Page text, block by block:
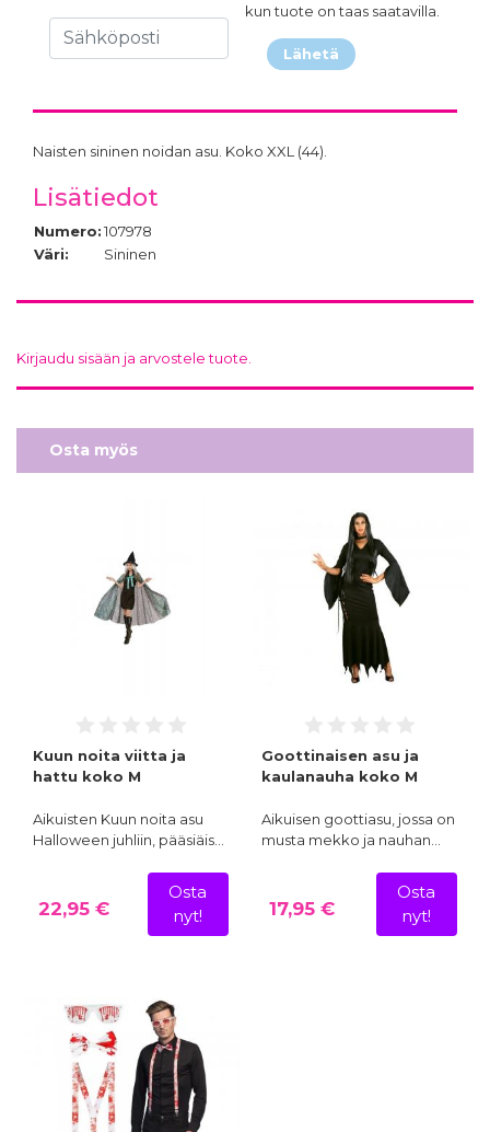
kun tuote on taas saatavilla.
Lähetä
Naisten sininen noidan asu. Koko XXL (44).
Lisätiedot
Numero:107978
Väri:
Sininen
Kirjaudu sisään ja arvostele tuote.
Osta myös
Kuun noita viitta ja
hattu koko M
Aikuisten Kuun noita asu
Halloween juhliin, pääsiäis…
22,95 €
Osta
nyt!
Goottinaisen asu ja
kaulanauha koko M
Aikuisen goottiasu, jossa on
musta mekko ja nauhan…
17,95 €
Osta
nyt!